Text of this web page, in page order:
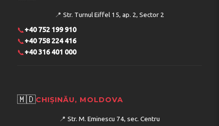
📍 Str. Turnul Eiffel 15, ap. 2, Sector 2
📞+40 752 199 910
📞+40 758 224 416
📞+40 316 401 000
🇲🇩CHIȘINĂU, MOLDOVA
📍 Str. M. Eminescu 74, sec. Centru